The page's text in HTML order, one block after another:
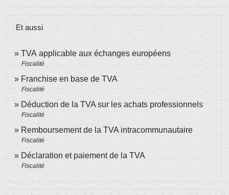
Et aussi
TVA applicable aux échanges européens
Fiscalité
Franchise en base de TVA
Fiscalité
Déduction de la TVA sur les achats professionnels
Fiscalité
Remboursement de la TVA intracommunautaire
Fiscalité
Déclaration et paiement de la TVA
Fiscalité